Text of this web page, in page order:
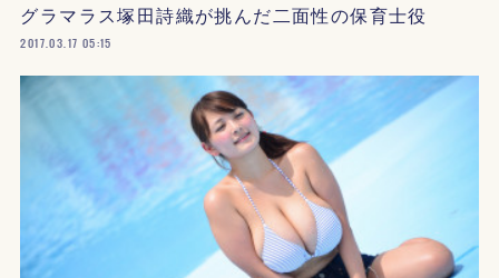
グラマラス塚田詩織が挑んだ二面性の保育士役
2017.03.17 05:15